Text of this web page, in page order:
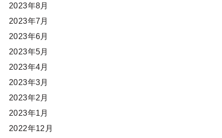
2023年8月
2023年7月
2023年6月
2023年5月
2023年4月
2023年3月
2023年2月
2023年1月
2022年12月